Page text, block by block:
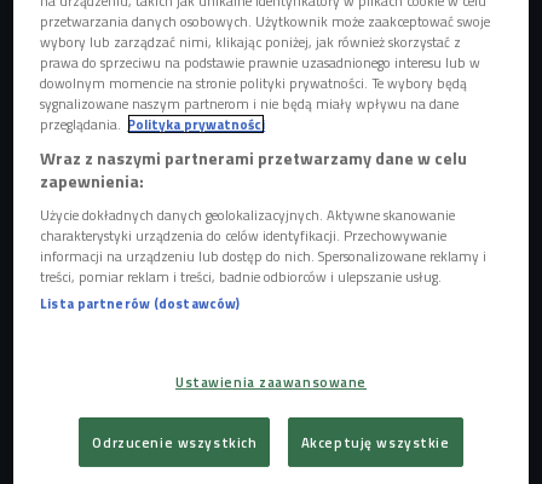
zdj. ilustracyjne Foto: Monkey Business Images/Shutterstock.com
- Moją myślą przewodnią przy pisaniu tej książki była
współczesna "Hiszpania w pigułce". Chciałem w niej
poruszyć ważne i aktualne tematy, o których w Polsce się
nie mówi - opowiada gość Czwórki.
POSŁUCHAJ
(Faktofonia/Czwórka)
przetwarzania danych osobowych. Użytkownik może zaakceptować swoje
wybory lub zarządzać nimi, klikając poniżej, jak również skorzystać z
prawa do sprzeciwu na podstawie prawnie uzasadnionego interesu lub w
dowolnym momencie na stronie polityki prywatności. Te wybory będą
sygnalizowane naszym partnerom i nie będą miały wpływu na dane
przeglądania. Polityka prywatności
Wraz z naszymi partnerami przetwarzamy dane w celu
zapewnienia:
Użycie dokładnych danych geolokalizacyjnych. Aktywne skanowanie
charakterystyki urządzenia do celów identyfikacji. Przechowywanie
informacji na urządzeniu lub dostęp do nich. Spersonalizowane reklamy i
treści, pomiar reklam i treści, badnie odbiorców i ulepszanie usług.
Lista partnerów (dostawców)
Ustawienia zaawansowane
Odrzucenie wszystkich Akceptuję wszystkie